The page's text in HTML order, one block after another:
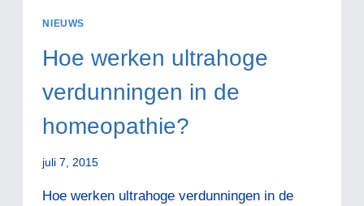
NIEUWS
Hoe werken ultrahoge
verdunningen in de
homeopathie?
juli 7, 2015
Hoe werken ultrahoge verdunningen in de